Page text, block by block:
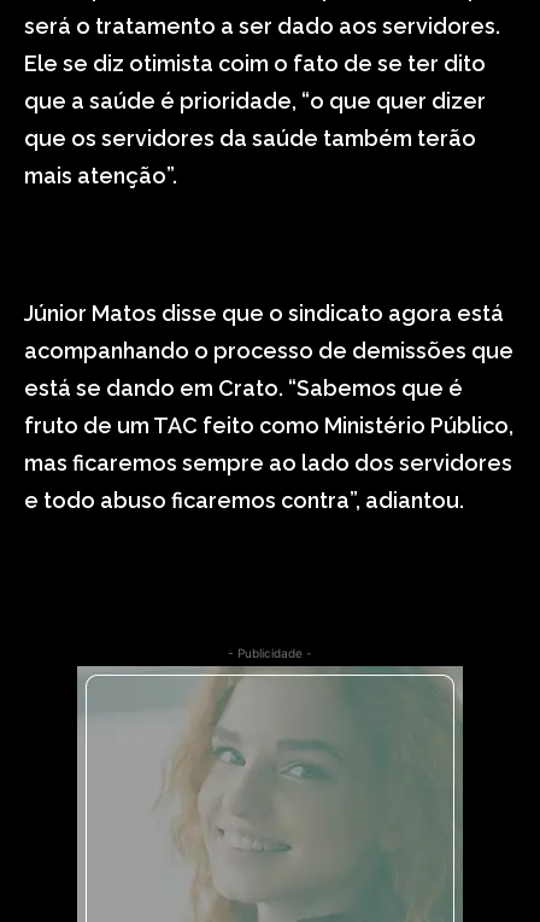
será o tratamento a ser dado aos servidores.
Ele se diz otimista coim o fato de se ter dito
que a saúde é prioridade, “o que quer dizer
que os servidores da saúde também terão
mais atenção”.
Júnior Matos disse que o sindicato agora está
acompanhando o processo de demissões que
está se dando em Crato. “Sabemos que é
fruto de um TAC feito como Ministério Público,
mas ficaremos sempre ao lado dos servidores
e todo abuso ficaremos contra”, adiantou.
- Publicidade -